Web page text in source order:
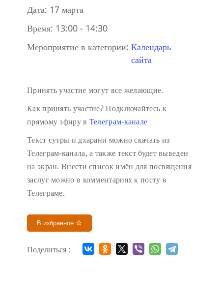
Дата: 17 марта
Время: 13:00 - 14:30
Мероприятие в категории: Календарь
сайта
Принять участие могут все желающие.
Как принять участие?Подключайтесь к
прямому эфиру в Телеграм-канале
Текст сутры и дхарани можно скачать из
Телеграм-канала, а также текст будет выведен
на экран. Внести список имён для посвящения
заслуг можно в комментариях к посту в
Телеграме.
В избранное
Поделиться :